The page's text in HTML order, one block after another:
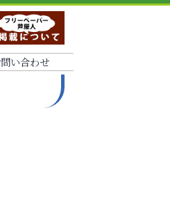
い合わせ